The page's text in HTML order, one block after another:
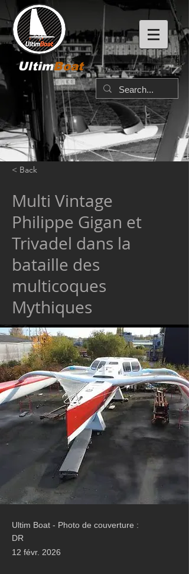
UltimBoat
< Back
Multi Vintage
Philippe Gigan et
Trivadel dans la
bataille des
multicoques
Mythiques
Ultim Boat - Photo de couverture :
DR
12 févr. 2026